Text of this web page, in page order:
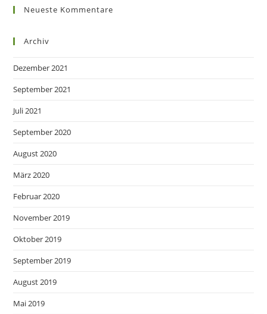
Neueste Kommentare
Archiv
Dezember 2021
September 2021
Juli 2021
September 2020
August 2020
März 2020
Februar 2020
November 2019
Oktober 2019
September 2019
August 2019
Mai 2019